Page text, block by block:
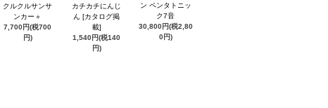
クルクルサンサ
ンカー＋
7,700円(税700
円)
カチカチにんじ
ん [カタログ掲
載]
1,540円(税140
円)
ン ペンタトニッ
ク7音
30,800円(税2,80
0円)